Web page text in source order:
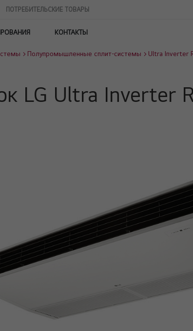
ПОТРЕБИТЕЛЬСКИЕ ТОВАРЫ
КОНТАКТЫ
Полупромышленные сплит-системы Ultra Inverter
LG Ultra Inverter